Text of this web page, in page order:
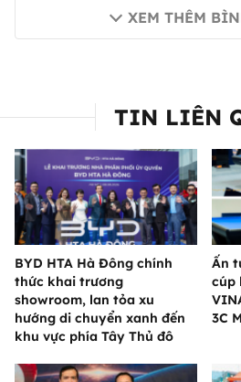
XEM THÊM
TIN LIÊN
BYD HTA Hà Đông chính
thức khai trương
showroom, lan tỏa xu
hướng di chuyển xanh đến
khu vực phía Tây Thủ đô
Ấn
cúp
3C